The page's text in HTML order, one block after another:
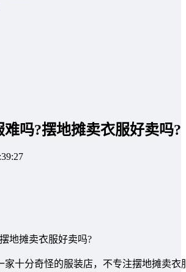
吗?摆地摊卖衣服好卖吗?
地摊卖衣服好卖吗?
家十分奇怪的服装店，不专注摆地摊卖